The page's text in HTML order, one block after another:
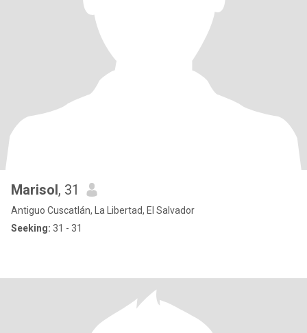
Marisol, 31
Antiguo Cuscatlán, La Libertad, El Salvador
Seeking: 31 - 31